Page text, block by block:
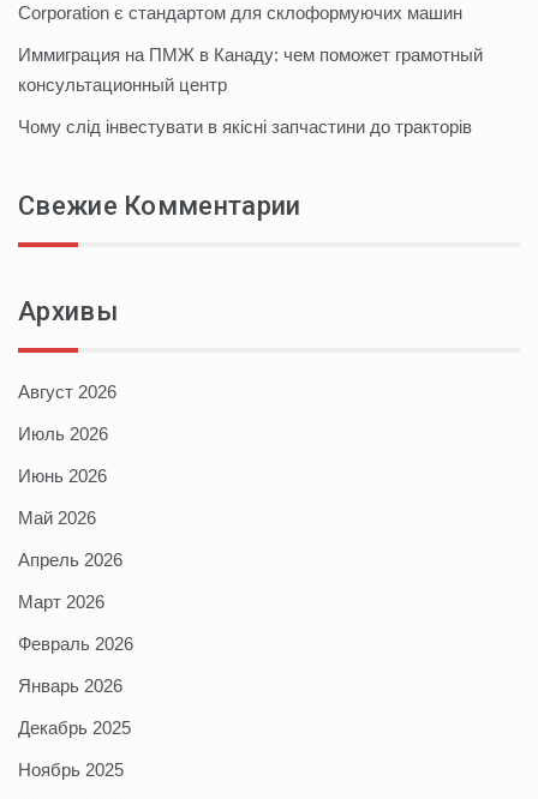
Corporation є стандартом для склоформуючих машин
Иммиграция на ПМЖ в Канаду: чем поможет грамотный
консультационный центр
Чому слід інвестувати в якісні запчастини до тракторів
Свежие Комментарии
Архивы
Август 2026
Июль 2026
Июнь 2026
Май 2026
Апрель 2026
Март 2026
Февраль 2026
Январь 2026
Декабрь 2025
Ноябрь 2025